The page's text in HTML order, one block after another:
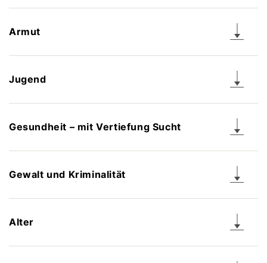
Armut
Jugend
Gesundheit – mit Vertiefung Sucht
Gewalt und Kriminalität
Alter